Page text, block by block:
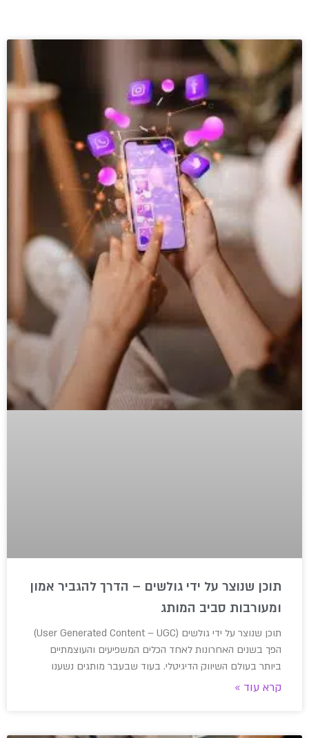
תוכן שנוצר על ידי גולשים – הדרך להגביר אמון
ומעורבות סביב המותג
תוכן שנוצר על ידי גולשים (User Generated Content – UGC)
הפך בשנים האחרונות לאחד הכלים המשפיעים והעוצמתיים
ביותר בעולם השיווק הדיגיטלי. בעוד שבעבר מותגים נשענו
קרא עוד »